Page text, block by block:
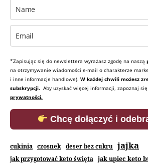
*Zapisując się do newslettera wyrażasz zgodę na naszą
na otrzymywanie wiadomości e-mail o charakterze
i inne informacje handlowe). W każdej chwili możesz
subskrypcji. Aby uzyskać więcej informacji, zapoznaj
prywatności.
Chcę dołączyć i
cukinia czosnek deser bez cukru jajka
jak przygotować keto święta jak upiec keto